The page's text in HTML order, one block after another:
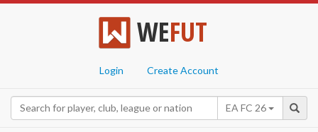
WEFUT
Login Create Account
EA FC 26